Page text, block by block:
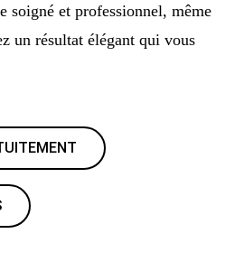
soigné et professionnel, même
un résultat élégant qui vous